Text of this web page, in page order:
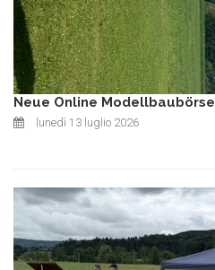
Neue Online Modellbaubörse
lunedì 13 luglio 2026